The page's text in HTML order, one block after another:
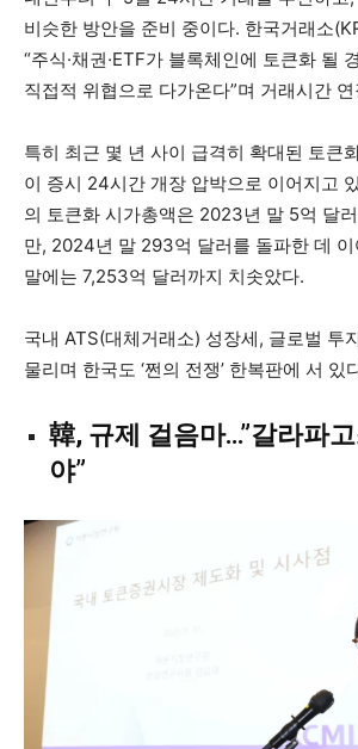
비슷한 방안을 준비 중이다. 한국거래소
“주식·채권·ETF가 블록체인에 토큰화 될
직접적 위협으로 다가온다”며 거래시간
특히 최근 몇 년 사이 급격히 확대된 토큰
이 증시 24시간 개장 압박으로 이어지고
의 토큰화 시가총액은 2023년 말 5억 달
만, 2024년 말 293억 달러를 돌파한 데
말에는 7,253억 달러까지 치솟았다.
국내 ATS(대체거래소) 성장세, 글로벌 투
물리며 한국도 ‘쩐의 전쟁’ 한복판에 서 있
韓, 규제 걸음마…”갈라파
야”